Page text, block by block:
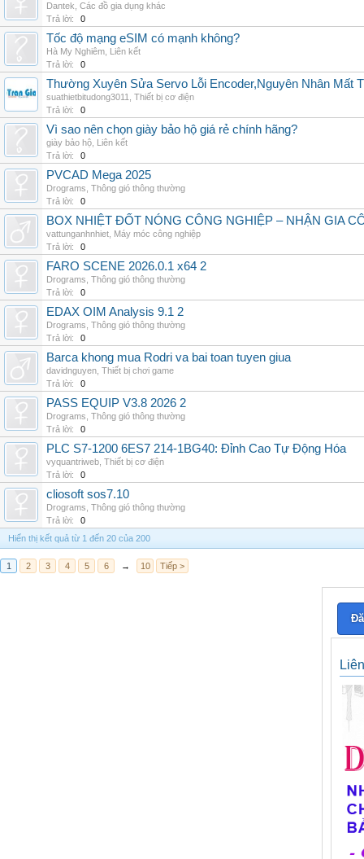
Dantek Các đồ gia dụng khác
Trả lời:
0
Tốc độ mạng eSIM có mạnh không?
Hà My Nghiêm Liên kết
Trả lời:
0
Thường Xuyên Sửa Servo Lỗi Encoder,Nguyên Nhân Mất
suathietbitudong3011
Thiết bị cơ điện
Trả lời:
0
Vì sao nên chọn giày bảo hộ giá rẻ chính hãng?
giày bảo hộ Liên kết
Trả lời:
0
PVCAD Mega 2025
Drograms Thông gió thông thường
Trả lời:
0
BOX NHIỆT ĐỐT NÓNG CÔNG NGHIỆP – NHẬN GIA
vattunganhnhiet Máy móc công nghiệp
Trả lời:
0
FARO SCENE 2026.0.1 x64 2
Drograms Thông gió thông thường
Trả lời:
0
EDAX OIM Analysis 9.1 2
Drograms Thông gió thông thường
Trả lời:
0
Barca khong mua Rodri va bai toan tuyen giua
davidnguyen Thiết bị chơi game
Trả lời:
0
PASS EQUIP V3.8 2026 2
Drograms Thông gió thông thường
Trả lời:
0
PLC S7-1200 6ES7 214-1BG40: Đỉnh Cao Tự Động Hóa
vyquantriweb Thiết bị cơ điện
Trả lời:
0
cliosoft sos7.10
Drograms Thông gió thông thường
Trả lời:
0
Hiển thị kết quả từ 1 đến 20 của 200
1 2 3 4 5 6 → 10 Tiếp >